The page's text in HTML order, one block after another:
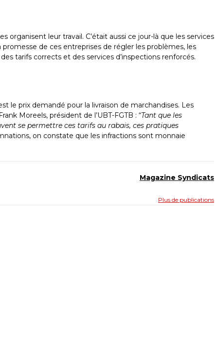
organisent leur travail. C’était aussi ce jour-là que les services
de ces entreprises de régler les problèmes, les
tarifs corrects et des services d’inspections renforcés.
le prix demandé pour la livraison de marchandises. Les
Moreels, président de l’UBT-FGTB : “Tant que les
se permettre ces tarifs au rabais, ces pratiques
on constate que les infractions sont monnaie
Magazine Syndicats
Plus de publications